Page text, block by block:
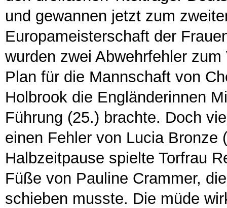
und gewannen jetzt zum
Europameisterschaft der
wurden zwei Abwehrfehler
Plan für die Mannschaft von
Holbrook die Engländerinnen
Führung (25.) brachte. Doch
einen Fehler von Lucia Bronze
Halbzeitpause spielte Torfrau
Füße von Pauline Crammer,
schieben musste. Die müde